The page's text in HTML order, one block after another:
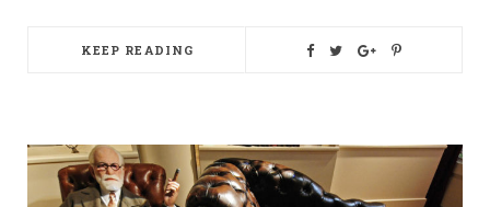
KEEP READING